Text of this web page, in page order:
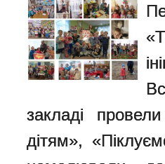
закладі
дітям»,